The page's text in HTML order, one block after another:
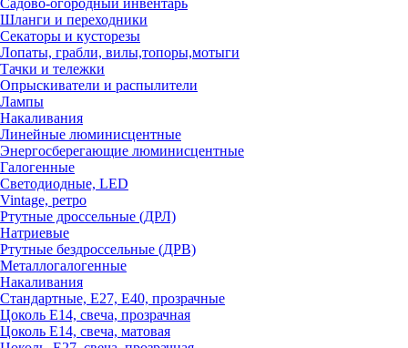
Садово-огородный инвентарь
Шланги и переходники
Секаторы и кусторезы
Лопаты, грабли, вилы,топоры,мотыги
Тачки и тележки
Опрыскиватели и распылители
Лампы
Накаливания
Линейные люминисцентные
Энергосберегающие люминисцентные
Галогенные
Светодиодные, LED
Vintage, ретро
Ртутные дроссельные (ДРЛ)
Натриевые
Ртутные бездроссельные (ДРВ)
Металлогалогенные
Накаливания
Стандартные, Е27, Е40, прозрачные
Цоколь Е14, свеча, прозрачная
Цоколь Е14, свеча, матовая